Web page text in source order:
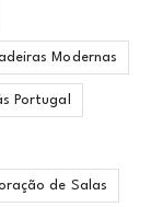
Modernas
Portugal
de Salas